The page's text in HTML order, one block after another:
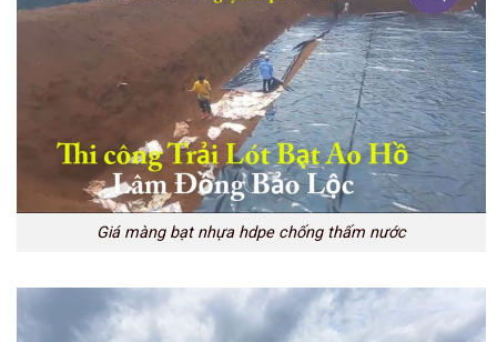
Giá màng bạt nhựa hdpe chống thấm nước